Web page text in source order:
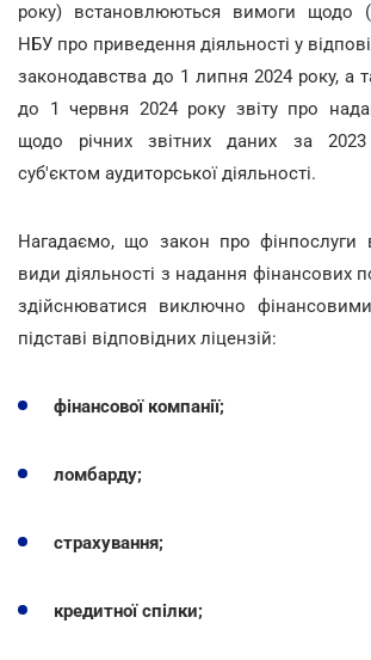
року) встановлюються вимоги щодо
НБУ про приведення діяльності у
законодавства до 1 липня 2024 року, а
до 1 червня 2024 року звіту про
щодо річних звітних даних за 2023
суб'єктом аудиторської діяльності.
Нагадаємо, що закон про фінпослуги
види діяльності з надання фінансових
здійснюватися виключно
підставі відповідних ліцензій:
фінансової компанії;
ломбарду;
страхування;
кредитної спілки;